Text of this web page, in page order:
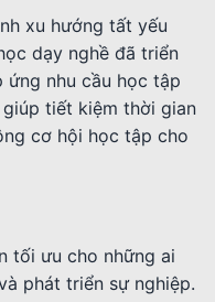
xu hướng tất yếu
dạy nghề đã triển
ứng nhu cầu học tập
tiết kiệm thời gian
cơ hội học tập cho
tối ưu cho những ai
phát triển sự nghiệp.